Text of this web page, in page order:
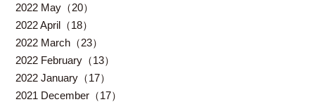
2022 May（20）
2022 April（18）
2022 March（23）
2022 February（13）
2022 January（17）
2021 December（17）